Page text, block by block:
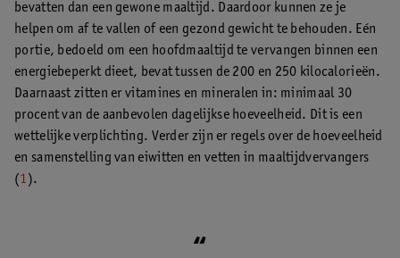
bevatten dan een gewone maaltijd. Daardoor kunnen ze je
helpen om af te vallen of een gezond gewicht te behouden. Eén
portie, bedoeld om een hoofdmaaltijd te vervangen binnen een
energiebeperkt dieet, bevat tussen de 200 en 250 kilocalorieën.
Daarnaast zitten er vitamines en mineralen in: minimaal 30
procent van de aanbevolen dagelijkse hoeveelheid. Dit is een
wettelijke verplichting. Verder zijn er regels over de hoeveelheid
en samenstelling van eiwitten en vetten in maaltijdvervangers
(1).